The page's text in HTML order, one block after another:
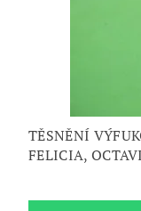
TĚSNĚNÍ
FELICIA,